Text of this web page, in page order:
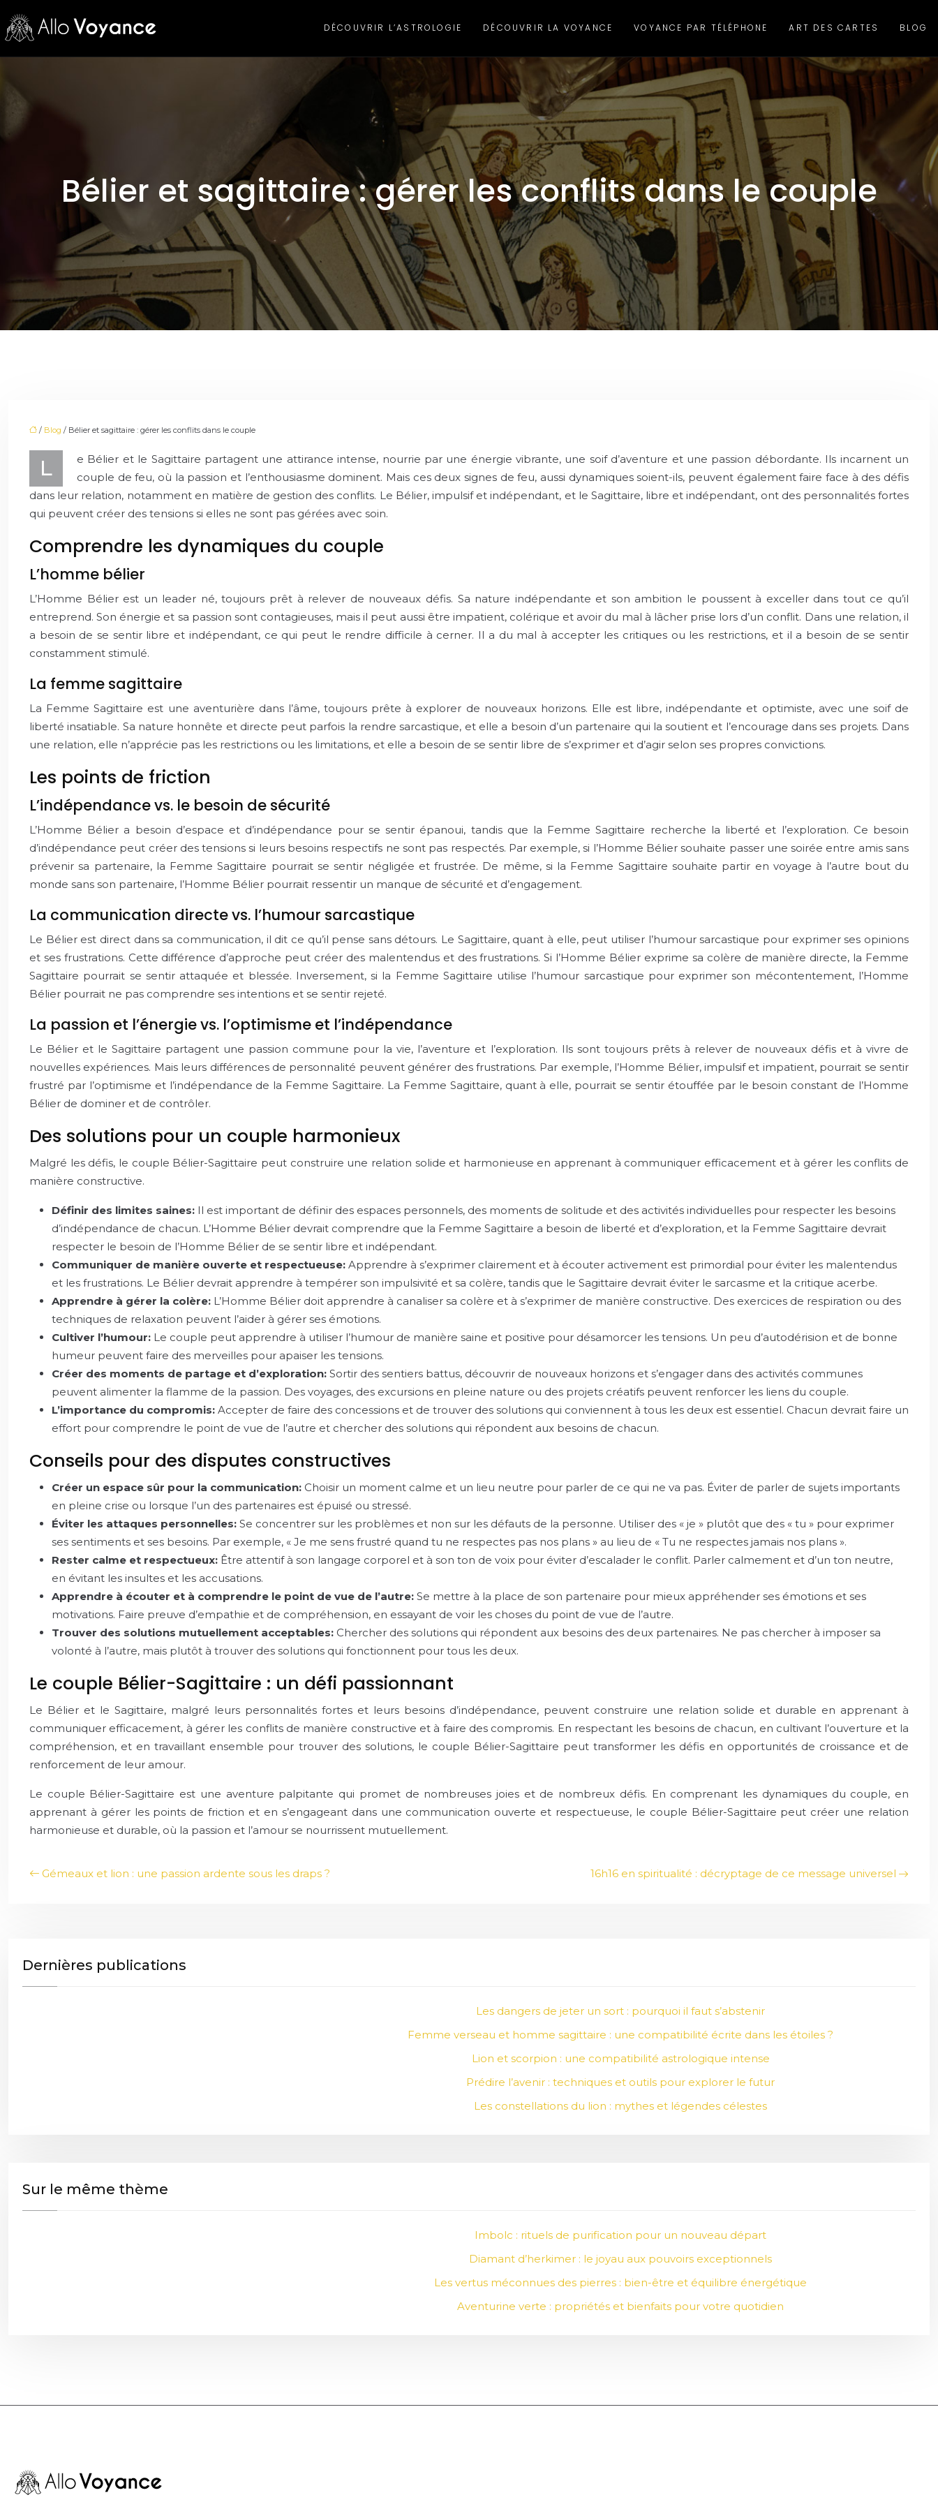
DÉCOUVRIR L’ASTROLOGIE DÉCOUVRIR LA VOYANCE VOYANCE PAR TÉLÉPHONE ART DES CARTES BLOG
Bélier et sagittaire : gérer les conflits dans le couple
/ Blog / Bélier et sagittaire : gérer les conflits dans le couple
L
e Bélier et le Sagittaire partagent une attirance intense, nourrie par une énergie vibrante, une soif d’aventure et une passion débordante. Ils incarnent un
couple de feu, où la passion et l’enthousiasme dominent. Mais ces deux signes de feu, aussi dynamiques soient-ils, peuvent également faire face à des défis
dans leur relation, notamment en matière de gestion des conflits. Le Bélier, impulsif et indépendant, et le Sagittaire, libre et indépendant, ont des personnalités fortes
qui peuvent créer des tensions si elles ne sont pas gérées avec soin.
Comprendre les dynamiques du couple
L’homme bélier
L’Homme Bélier est un leader né, toujours prêt à relever de nouveaux défis. Sa nature indépendante et son ambition le poussent à exceller dans tout ce qu’il
entreprend. Son énergie et sa passion sont contagieuses, mais il peut aussi être impatient, colérique et avoir du mal à lâcher prise lors d’un conflit. Dans une relation, il
a besoin de se sentir libre et indépendant, ce qui peut le rendre difficile à cerner. Il a du mal à accepter les critiques ou les restrictions, et il a besoin de se sentir
constamment stimulé.
La femme sagittaire
La Femme Sagittaire est une aventurière dans l’âme, toujours prête à explorer de nouveaux horizons. Elle est libre, indépendante et optimiste, avec une soif de
liberté insatiable. Sa nature honnête et directe peut parfois la rendre sarcastique, et elle a besoin d’un partenaire qui la soutient et l’encourage dans ses projets. Dans
une relation, elle n’apprécie pas les restrictions ou les limitations, et elle a besoin de se sentir libre de s’exprimer et d’agir selon ses propres convictions.
Les points de friction
L’indépendance vs. le besoin de sécurité
L’Homme Bélier a besoin d’espace et d’indépendance pour se sentir épanoui, tandis que la Femme Sagittaire recherche la liberté et l’exploration. Ce besoin
d’indépendance peut créer des tensions si leurs besoins respectifs ne sont pas respectés. Par exemple, si l’Homme Bélier souhaite passer une soirée entre amis sans
prévenir sa partenaire, la Femme Sagittaire pourrait se sentir négligée et frustrée. De même, si la Femme Sagittaire souhaite partir en voyage à l’autre bout du
monde sans son partenaire, l’Homme Bélier pourrait ressentir un manque de sécurité et d’engagement.
La communication directe vs. l’humour sarcastique
Le Bélier est direct dans sa communication, il dit ce qu’il pense sans détours. Le Sagittaire, quant à elle, peut utiliser l’humour sarcastique pour exprimer ses opinions
et ses frustrations. Cette différence d’approche peut créer des malentendus et des frustrations. Si l’Homme Bélier exprime sa colère de manière directe, la Femme
Sagittaire pourrait se sentir attaquée et blessée. Inversement, si la Femme Sagittaire utilise l’humour sarcastique pour exprimer son mécontentement, l’Homme
Bélier pourrait ne pas comprendre ses intentions et se sentir rejeté.
La passion et l’énergie vs. l’optimisme et l’indépendance
Le Bélier et le Sagittaire partagent une passion commune pour la vie, l’aventure et l’exploration. Ils sont toujours prêts à relever de nouveaux défis et à vivre de
nouvelles expériences. Mais leurs différences de personnalité peuvent générer des frustrations. Par exemple, l’Homme Bélier, impulsif et impatient, pourrait se sentir
frustré par l’optimisme et l’indépendance de la Femme Sagittaire. La Femme Sagittaire, quant à elle, pourrait se sentir étouffée par le besoin constant de l’Homme
Bélier de dominer et de contrôler.
Des solutions pour un couple harmonieux
Malgré les défis, le couple Bélier-Sagittaire peut construire une relation solide et harmonieuse en apprenant à communiquer efficacement et à gérer les conflits de
manière constructive.
Définir des limites saines: Il est important de définir des espaces personnels, des moments de solitude et des activités individuelles pour respecter les besoins
d’indépendance de chacun. L’Homme Bélier devrait comprendre que la Femme Sagittaire a besoin de liberté et d’exploration, et la Femme Sagittaire devrait
respecter le besoin de l’Homme Bélier de se sentir libre et indépendant.
Communiquer de manière ouverte et respectueuse: Apprendre à s’exprimer clairement et à écouter activement est primordial pour éviter les malentendus
et les frustrations. Le Bélier devrait apprendre à tempérer son impulsivité et sa colère, tandis que le Sagittaire devrait éviter le sarcasme et la critique acerbe.
Apprendre à gérer la colère: L’Homme Bélier doit apprendre à canaliser sa colère et à s’exprimer de manière constructive. Des exercices de respiration ou des
techniques de relaxation peuvent l’aider à gérer ses émotions.
Cultiver l’humour: Le couple peut apprendre à utiliser l’humour de manière saine et positive pour désamorcer les tensions. Un peu d’autodérision et de bonne
humeur peuvent faire des merveilles pour apaiser les tensions.
Créer des moments de partage et d’exploration: Sortir des sentiers battus, découvrir de nouveaux horizons et s’engager dans des activités communes
peuvent alimenter la flamme de la passion. Des voyages, des excursions en pleine nature ou des projets créatifs peuvent renforcer les liens du couple.
L’importance du compromis: Accepter de faire des concessions et de trouver des solutions qui conviennent à tous les deux est essentiel. Chacun devrait faire un
effort pour comprendre le point de vue de l’autre et chercher des solutions qui répondent aux besoins de chacun.
Conseils pour des disputes constructives
Créer un espace sûr pour la communication: Choisir un moment calme et un lieu neutre pour parler de ce qui ne va pas. Éviter de parler de sujets importants
en pleine crise ou lorsque l’un des partenaires est épuisé ou stressé.
Éviter les attaques personnelles: Se concentrer sur les problèmes et non sur les défauts de la personne. Utiliser des « je » plutôt que des « tu » pour exprimer
ses sentiments et ses besoins. Par exemple, « Je me sens frustré quand tu ne respectes pas nos plans » au lieu de « Tu ne respectes jamais nos plans ».
Rester calme et respectueux: Être attentif à son langage corporel et à son ton de voix pour éviter d’escalader le conflit. Parler calmement et d’un ton neutre,
en évitant les insultes et les accusations.
Apprendre à écouter et à comprendre le point de vue de l’autre: Se mettre à la place de son partenaire pour mieux appréhender ses émotions et ses
motivations. Faire preuve d’empathie et de compréhension, en essayant de voir les choses du point de vue de l’autre.
Trouver des solutions mutuellement acceptables: Chercher des solutions qui répondent aux besoins des deux partenaires. Ne pas chercher à imposer sa
volonté à l’autre, mais plutôt à trouver des solutions qui fonctionnent pour tous les deux.
Le couple Bélier-Sagittaire : un défi passionnant
Le Bélier et le Sagittaire, malgré leurs personnalités fortes et leurs besoins d’indépendance, peuvent construire une relation solide et durable en apprenant à
communiquer efficacement, à gérer les conflits de manière constructive et à faire des compromis. En respectant les besoins de chacun, en cultivant l’ouverture et la
compréhension, et en travaillant ensemble pour trouver des solutions, le couple Bélier-Sagittaire peut transformer les défis en opportunités de croissance et de
renforcement de leur amour.
Le couple Bélier-Sagittaire est une aventure palpitante qui promet de nombreuses joies et de nombreux défis. En comprenant les dynamiques du couple, en
apprenant à gérer les points de friction et en s’engageant dans une communication ouverte et respectueuse, le couple Bélier-Sagittaire peut créer une relation
harmonieuse et durable, où la passion et l’amour se nourrissent mutuellement.
Gémeaux et lion : une passion ardente sous les draps ? 16h16 en spiritualité : décryptage de ce message universel
Dernières publications
Les dangers de jeter un sort : pourquoi il faut s’abstenir
Femme verseau et homme sagittaire : une compatibilité écrite dans les étoiles ?
Lion et scorpion : une compatibilité astrologique intense
Prédire l’avenir : techniques et outils pour explorer le futur
Les constellations du lion : mythes et légendes célestes
Sur le même thème
Imbolc : rituels de purification pour un nouveau départ
Diamant d’herkimer : le joyau aux pouvoirs exceptionnels
Les vertus méconnues des pierres : bien-être et équilibre énergétique
Aventurine verte : propriétés et bienfaits pour votre quotidien